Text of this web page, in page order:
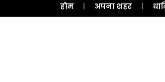
होम अपना शहर